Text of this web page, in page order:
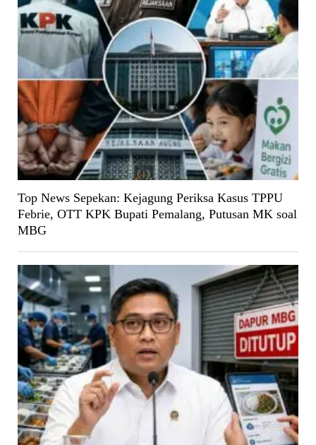
Top News Sepekan: Kejagung Periksa Kasus TPPU
Febrie, OTT KPK Bupati Pemalang, Putusan MK soal
MBG